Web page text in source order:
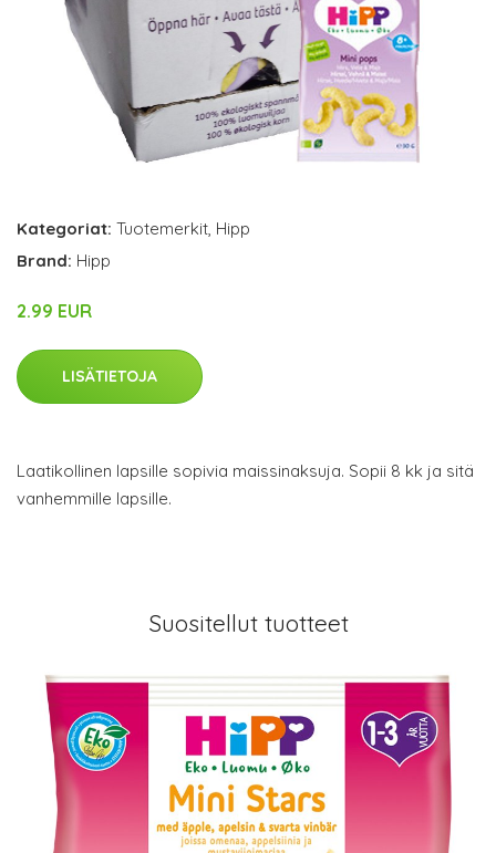
Kategoriat: Tuotemerkit, Hipp
Brand: Hipp
2.99 EUR
LISÄTIETOJA
Laatikollinen lapsille sopivia maissinaksuja. Sopii 8 kk ja sitä
vanhemmille lapsille.
Suositellut tuotteet